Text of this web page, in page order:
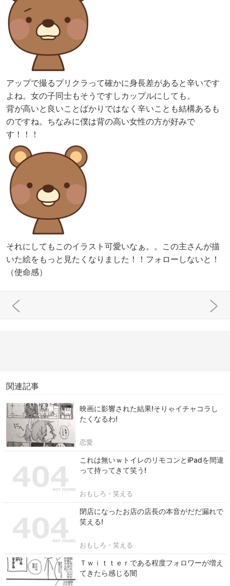
アップで撮るプリクラって確かに身長差があると辛いです
よね。女の子同士もそうですしカップルにしても。
背が高いと良いことばかりではなく辛いことも結構あるも
のですね。ちなみに僕は背の高い女性の方が好みで
す！！！
それにしてもこのイラスト可愛いなぁ。。この主さんが描
いた絵をもっと見たくなりました！！フォローしないと！
（使命感）
関連記事
映画に影響された結果!そりゃイチャコラし
たくなるわ!
恋愛
これは無いｗトイレのリモコンとiPadを間違
って持ってきて笑う!
おもしろ・笑える
閉店になったお店の店長の本音がだだ漏れで
笑える!
おもしろ・笑える
Ｔｗｉｔｔｅｒである程度フォロワーが増え
てきたら感じる闇